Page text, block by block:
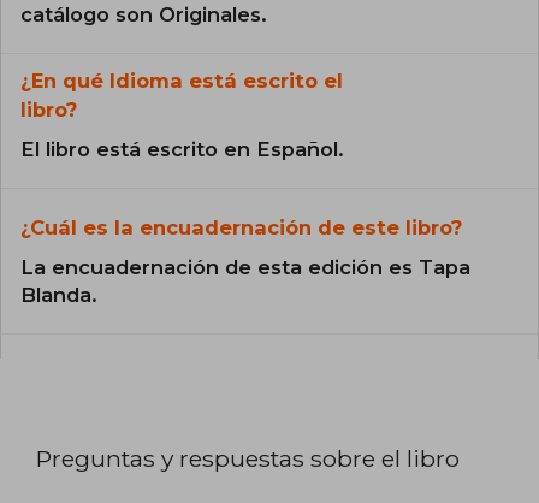
catálogo son Originales.
¿En qué Idioma está escrito el
libro?
El libro está escrito en Español.
¿Cuál es la encuadernación de este libro?
La encuadernación de esta edición es Tapa
Blanda.
Preguntas y respuestas sobre el libro